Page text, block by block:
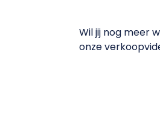
Wil jij nog meer
onze